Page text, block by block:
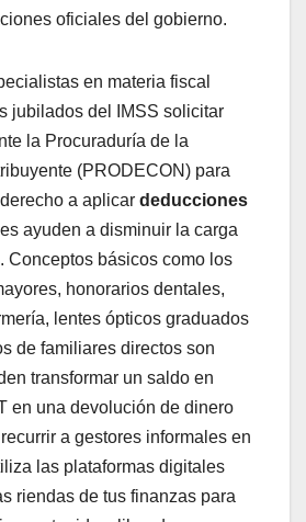
oficiales del gobierno.
en materia fiscal
jubilados del IMSS solicitar
la Procuraduría de la
(PRODECON) para
a aplicar deducciones
ayuden a disminuir la carga
Conceptos básicos como los
honorarios dentales,
lentes ópticos graduados
de familiares directos son
transformar un saldo en
en una devolución de dinero
a gestores informales en
las plataformas digitales
riendas de tus finanzas para